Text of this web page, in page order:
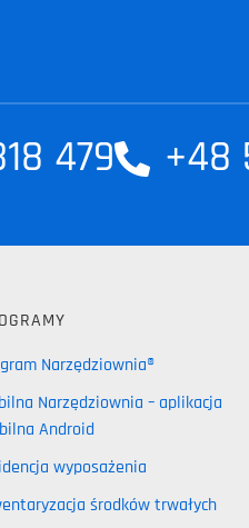
479 +48
Narzędziownia®
Narzędziownia – aplikacja
Android
wyposażenia
środków trwałych